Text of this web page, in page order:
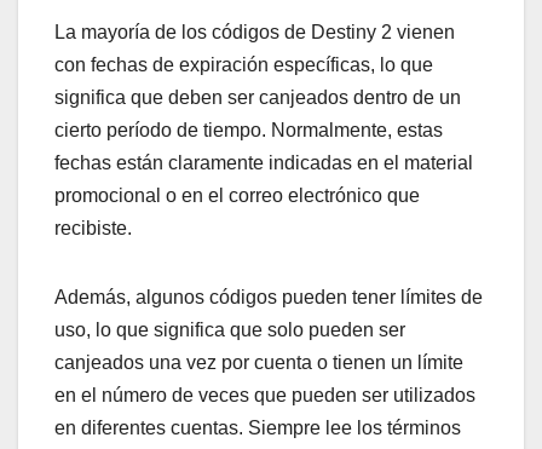
La mayoría de los códigos de Destiny 2 vienen
con fechas de expiración específicas, lo que
significa que deben ser canjeados dentro de un
cierto período de tiempo. Normalmente, estas
fechas están claramente indicadas en el material
promocional o en el correo electrónico que
recibiste.
Además, algunos códigos pueden tener límites de
uso, lo que significa que solo pueden ser
canjeados una vez por cuenta o tienen un límite
en el número de veces que pueden ser utilizados
en diferentes cuentas. Siempre lee los términos